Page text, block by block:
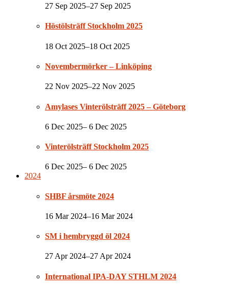
27 Sep 2025–27 Sep 2025
Höstölsträff Stockholm 2025
18 Oct 2025–18 Oct 2025
Novembermörker – Linköping
22 Nov 2025–22 Nov 2025
Amylases Vinterölsträff 2025 – Göteborg
6 Dec 2025– 6 Dec 2025
Vinterölsträff Stockholm 2025
6 Dec 2025– 6 Dec 2025
2024
SHBF årsmöte 2024
16 Mar 2024–16 Mar 2024
SM i hembryggd öl 2024
27 Apr 2024–27 Apr 2024
International IPA-DAY STHLM 2024